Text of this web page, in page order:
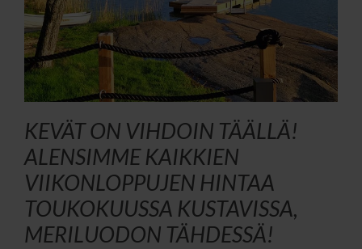
KEVÄT ON VIHDOIN TÄÄLLÄ!
ALENSIMME KAIKKIEN
VIIKONLOPPUJEN HINTAA
TOUKOKUUSSA KUSTAVISSA,
MERILUODON TÄHDESSÄ!